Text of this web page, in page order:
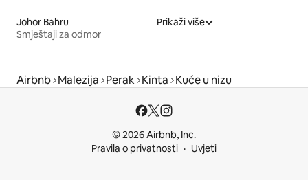
Johor Bahru
Smještaji za odmor
Prikaži više
Airbnb Malezija Perak Kinta Kuće u nizu
© 2026 Airbnb, Inc.
Pravila o privatnosti
Uvjeti